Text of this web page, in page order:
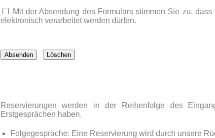
Mit der Absendung des Formulars stimmen Sie zu,
elektronisch verarbeitet werden dürfen.
Reservierungen werden in der Reihenfolge des
Erstgesprächen haben.
Folgegespräche: Eine Reservierung wird durch unsere